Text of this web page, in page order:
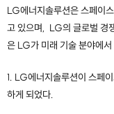
LG에너지솔루션은 스페이
고 있으며, LG의 글로벌 경
은 LG가 미래 기술 분야에
1. LG에너지솔루션이 스페
하게 되었다.